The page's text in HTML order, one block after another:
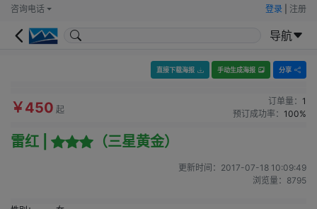
咨询电话 登录 注册
导航
直接下载海报 手动生成海报 分享
￥450 起
订单量： 1
预订成功率： 100%
雷红 | （三星黄金）
更新时间： 2017-07-18 10:09:49
浏览量： 8795